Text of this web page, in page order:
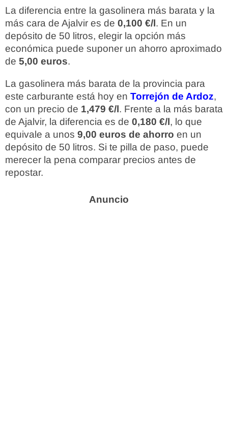
La diferencia entre la gasolinera más barata y la
más cara de Ajalvir es de 0,100 €/l. En un
depósito de 50 litros, elegir la opción más
económica puede suponer un ahorro aproximado
de 5,00 euros.
La gasolinera más barata de la provincia para
este carburante está hoy en Torrejón de Ardoz,
con un precio de 1,479 €/l. Frente a la más barata
de Ajalvir, la diferencia es de 0,180 €/l, lo que
equivale a unos 9,00 euros de ahorro en un
depósito de 50 litros. Si te pilla de paso, puede
merecer la pena comparar precios antes de
repostar.